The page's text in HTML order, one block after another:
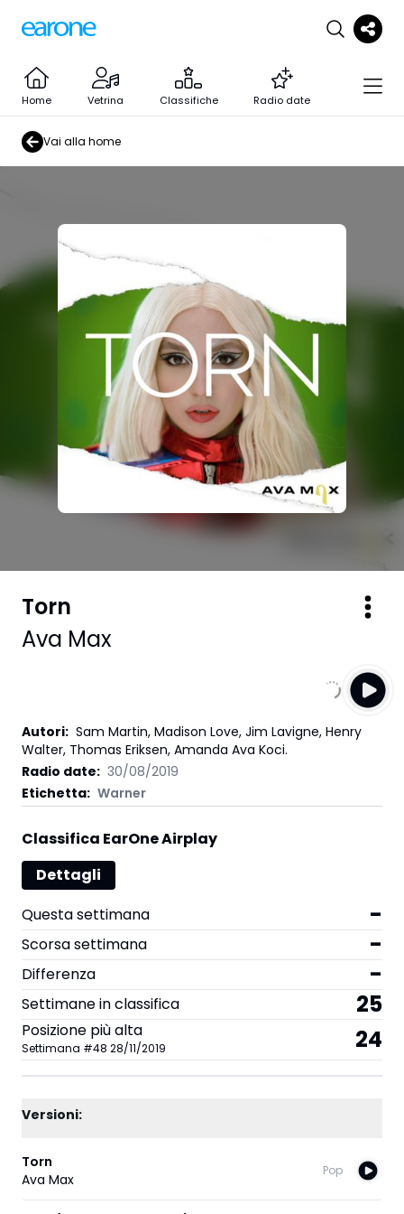
Home Vetrina Classifiche Radio date
Vai alla home
Torn
Ava Max
Autori: Sam Martin, Madison Love, Jim Lavigne, Henry
Walter, Thomas Eriksen, Amanda Ava Koci.
Radio date: 30/08/2019
Etichetta: Warner
Classifica EarOne Airplay
Dettagli
Questa settimana
-
Scorsa settimana -
Differenza -
Settimane in classifica 25
Posizione più alta
Settimana #48 28/11/2019 24
Versioni:
Torn
Ava Max
Pop